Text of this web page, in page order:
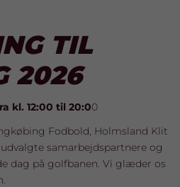
TIL
2026
kl. 12:00 til 20:00
Fodbold, Holmsland Klit
samarbejdspartnere og
dag på golfbanen. Vi glæder os